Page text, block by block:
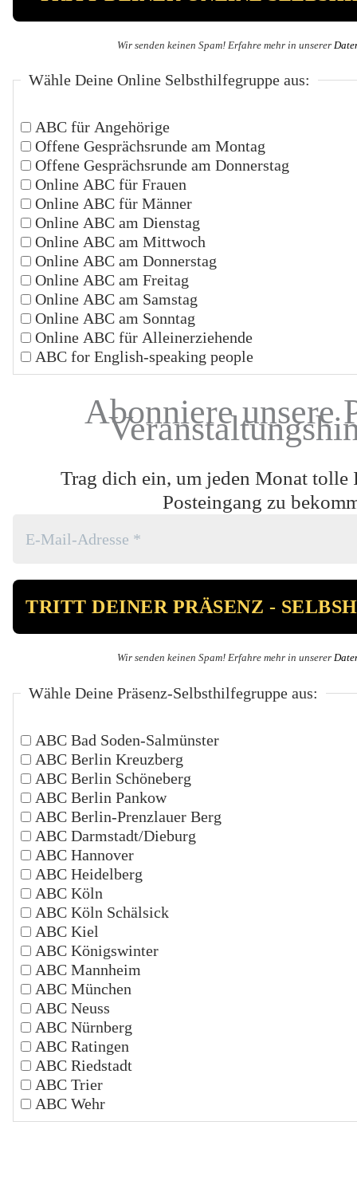
Wir senden keinen Spam! Erfahre mehr in unserer
Wähle Deine Online Selbsthilfegruppe aus:
ABC für Angehörige
Offene Gesprächsrunde am Montag
Offene Gesprächsrunde am Donnerstag
Online ABC für Frauen
Online ABC für Männer
Online ABC am Dienstag
Online ABC am Mittwoch
Online ABC am Donnerstag
Online ABC am Freitag
Online ABC am Samstag
Online ABC am Sonntag
Online ABC für Alleinerziehende
ABC for English-speaking people
Abonniere unsere
Trag dich ein, um jeden Monat tolle
Posteingang zu
Wir senden keinen Spam! Erfahre mehr in unserer
Wähle Deine Präsenz-Selbsthilfegruppe aus:
ABC Bad Soden-Salmünster
ABC Berlin Kreuzberg
ABC Berlin Schöneberg
ABC Berlin Pankow
ABC Berlin-Prenzlauer Berg
ABC Darmstadt/Dieburg
ABC Hannover
ABC Heidelberg
ABC Köln
ABC Köln Schälsick
ABC Kiel
ABC Königswinter
ABC Mannheim
ABC München
ABC Neuss
ABC Nürnberg
ABC Ratingen
ABC Riedstadt
ABC Trier
ABC Wehr